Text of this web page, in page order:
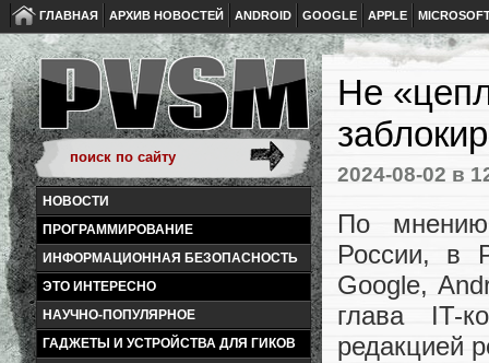
ГЛАВНАЯ АРХИВ НОВОСТЕЙ ANDROID GOOGLE APPLE
НОВОСТИ
ПРОГРАММИРОВАНИЕ
ИНФОРМАЦИОННАЯ БЕЗОПАСНОСТЬ
ЭТО ИНТЕРЕСНО
НАУЧНО-ПОПУЛЯРНОЕ
ГАДЖЕТЫ И УСТРОЙСТВА ДЛЯ ГИКОВ
Не
2024-08-02 в
По мнению
России, в
Google,
глава IT-
редакцией